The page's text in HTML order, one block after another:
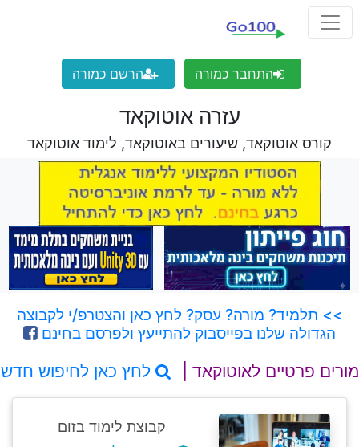
התחבר כמורה הרשם כמורה
עזרה אוטוקאד
קורס אוטוקאד, שיעורים באוטוקאד, לימוד אוטוקאד
>> תלמיד? מורה? עסק? לחץ כאן והצטרפ/י לקבוצה
הגדולה שלנו בפייסבוק להתייעץ ולפרסם בחינם
מורים פרטיים לאוטוקאד | לחץ כאן לחיפוש חדש
קבוצת לימוד בזום